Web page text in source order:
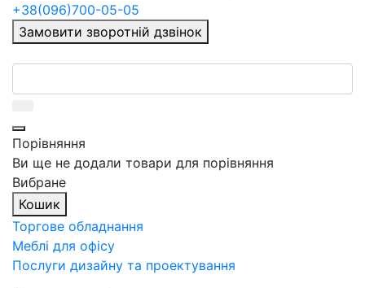
+38(096)700-05-05
Замовити зворотній дзвінок
Порівняння
Ви ще не додали товари для порівняння
Вибране
Кошик
Торгове обладнання
Меблі для офісу
Послуги дизайну та проектування